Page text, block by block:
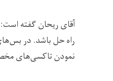
آقای ریحان گفته
راه حل باشد. در
نمودن تاکسی‌های